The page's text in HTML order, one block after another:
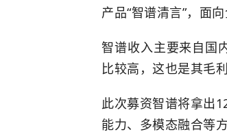
产品“智谱清言”，面
智谱收入主要来自国
比较高，这也是其毛
此次募资智谱将拿出
能力、多模态融合等